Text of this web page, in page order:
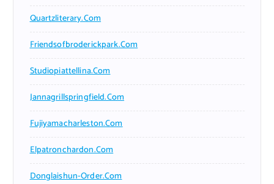
Quartzliterary.com
Friendsofbroderickpark.com
Studiopiattellina.com
Jannagrillspringfield.com
Fujiyamacharleston.com
Elpatronchardon.com
Donglaishun-Order.com